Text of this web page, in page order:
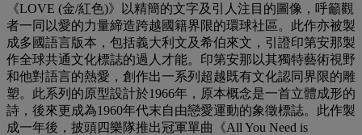
《LOVE (金/紅色)》以精簡的文字及引人注目的圖像，呼籲觀
者一同以愛的力量締造跨越國籍界限的環球社區。此作亦被製
成多國語言版本，包括義大利文及希伯來文，引證印第安那製
作全球共通文化標誌的過人才能。印第安那以其獨特藝術視野
和他對語言的熱愛，創作出一系列超越既有文化認同界限的雕
塑。此系列的原型設計於1966年，原本概念是一首立體成形的
詩，後來更成為1960年代末自由戀愛運動的象徵標誌。此作製
成一年後，披頭四樂隊推出冠軍單曲《All You Need is